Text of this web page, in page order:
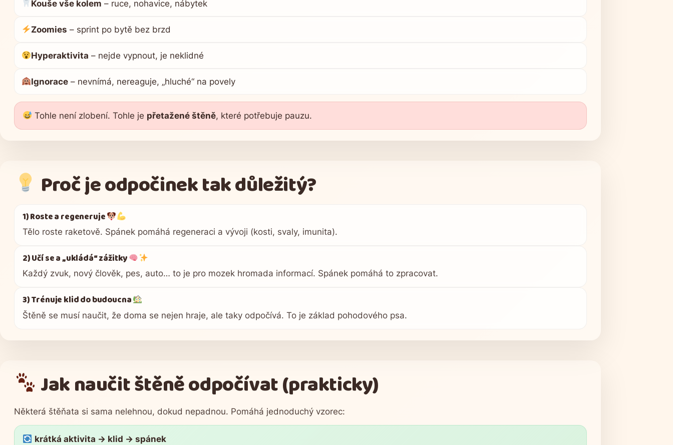
Kouše vše kolem – ruce, nohavice, nábytek
Zoomies – sprint po bytě bez brzd
Hyperaktivita – nejde vypnout, je neklidné
Ignorace – nevnímá, nereaguje, „hluché“ na povely
Tohle není zlobení. Tohle je přetažené štěně, které potřebuje pauzu.
Proč je odpočinek tak důležitý?
1) Roste a regeneruje
Tělo roste raketově. Spánek pomáhá regeneraci a vývoji (kosti, svaly, imunita).
2) Učí se a „ukládá“ zážitky
Každý zvuk, nový člověk, pes, auto… to je pro mozek hromada informací. Spánek pomáhá to zpracovat.
3) Trénuje klid do budoucna
Štěně se musí naučit, že doma se nejen hraje, ale taky odpočívá. To je základ pohodového psa.
Jak naučit štěně odpočívat (prakticky)
Některá štěňata si sama nelehnou, dokud nepadnou. Pomáhá jednoduchý vzorec:
krátká aktivita → klid → spánek